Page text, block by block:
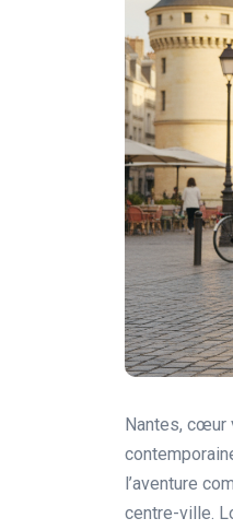
Nantes, cœur
l’aventure
centre-ville.